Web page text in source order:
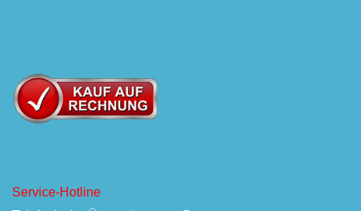
Service-Hotline